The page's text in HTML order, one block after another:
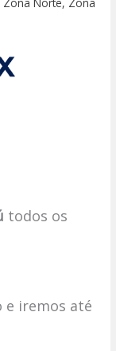
todos os
e iremos até